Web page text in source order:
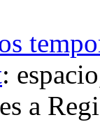
:
a